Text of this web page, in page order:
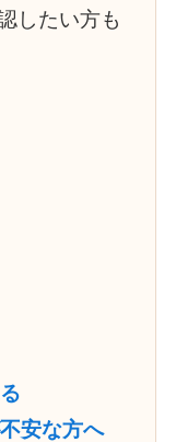
したい方も
安な方へ